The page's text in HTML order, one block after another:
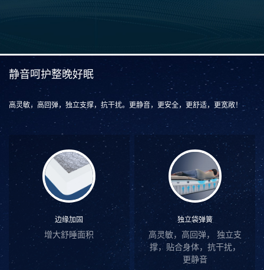
静音呵护整晚好眠
高灵敏，高回弹，独立支撑，抗干扰。更静音，更安全，更舒适，更宽敞！
边缘加固
增大舒睡面积
独立袋弹簧
高灵敏，高回弹， 独立支
撑，贴合身体，抗干扰，
更静音